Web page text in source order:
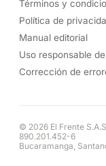
Términos y
Política de
Manual editorial
Uso responsable
Corrección de
© 2026 El Frente
890.201.452-6
Bucaramanga,